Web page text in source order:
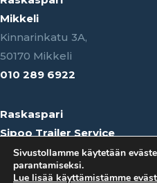
Mikkeli
Kinnarinkatu 3A,
50170 Mikkeli
010 289 6922
Raskaspari
Sipoo Trailer Service
Keravantie 507,
04150 Sipoo
Sivustollamme käytetään
parantamiseksi.
Lue lisää käyttämistämme